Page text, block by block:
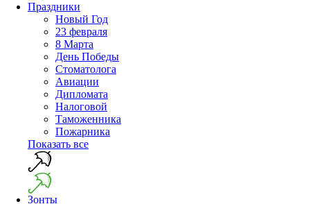
Праздники
Новый Год
23 февраля
8 Марта
День Победы
Cтоматолога
Авиации
Дипломата
Налоговой
Таможенника
Пожарника
Показать все
Зонты